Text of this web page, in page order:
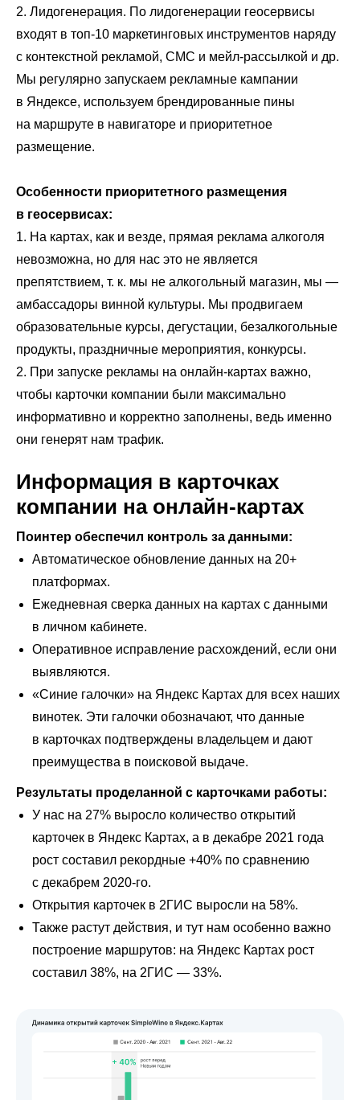
2. Лидогенерация. По лидогенерации геосервисы
входят в топ-10 маркетинговых инструментов наряду
с контекстной рекламой, СМС и мейл-рассылкой и др.
Мы регулярно запускаем рекламные кампании
в Яндексе, используем брендированные пины
на маршруте в навигаторе и приоритетное
размещение.
Особенности приоритетного размещения
в геосервисах:
1. На картах, как и везде, прямая реклама алкоголя
невозможна, но для нас это не является
препятствием, т. к. мы не алкогольный магазин, мы ―
амбассадоры винной культуры. Мы продвигаем
образовательные курсы, дегустации, безалкогольные
продукты, праздничные мероприятия, конкурсы.
2. При запуске рекламы на онлайн-картах важно,
чтобы карточки компании были максимально
информативно и корректно заполнены, ведь именно
они генерят нам трафик.
Информация в карточках
компании на онлайн-картах
Поинтер обеспечил контроль за данными:
Автоматическое обновление данных на 20+
платформах.
Ежедневная сверка данных на картах с данными
в личном кабинете.
Оперативное исправление расхождений, если они
выявляются.
«Синие галочки» на Яндекс Картах для всех наших
винотек. Эти галочки обозначают, что данные
в карточках подтверждены владельцем и дают
преимущества в поисковой выдаче.
Результаты проделанной с карточками работы:
У нас на 27% выросло количество открытий
карточек в Яндекс Картах, а в декабре 2021 года
рост составил рекордные +40% по сравнению
с декабрем 2020-го.
Открытия карточек в 2ГИС выросли на 58%.
Также растут действия, и тут нам особенно важно
построение маршрутов: на Яндекс Картах рост
составил 38%, на 2ГИС ― 33%.